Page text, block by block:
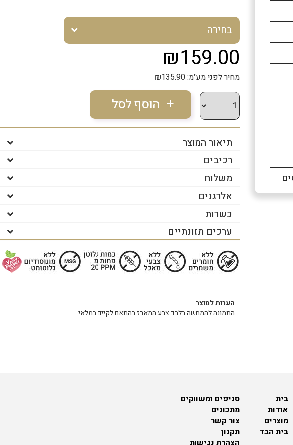
בחירה
₪159.00
מחיר לפני מע"מ: ₪135.90
תיאור המוצר
רכיבים
משלוח
אלרגנים
כשרות
ערכים תזונתיים
הערות למוצר:
התמונה להמחשה בלבד צבע המארז בהתאם לקיים במלאי
סניפים ומשווקים
מתכונים
צור קשר
תקנון
הצהרת נגישות
בית
אודות
מוצרים
בית הבד